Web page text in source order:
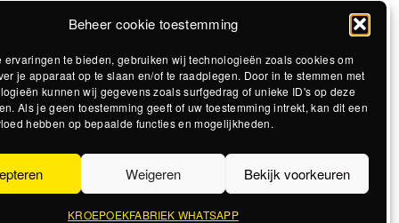
Beheer cookie toestemming
ervaringen te bieden, gebruiken wij technologieën zoals cookies om
je apparaat op te slaan en/of te raadplegen. Door in te stemmen met
kunnen wij gegevens zoals surfgedrag of unieke ID's op deze
Als je geen toestemming geeft of uw toestemming intrekt, kan dit een
hebben op bepaalde functies en mogelijkheden.
Weigeren Bekijk voorkeuren
KROEPOEKFABRIEK WHATSAPP